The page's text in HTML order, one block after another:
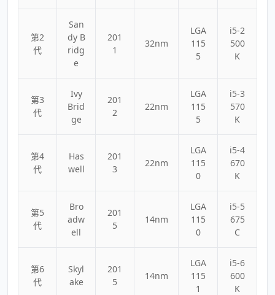
第2
代
San
dy B
ridg
e
201
1
32nm
LGA
115
5
i5-2
500
K
第3
代
Ivy
Brid
ge
201
2
22nm
LGA
115
5
i5-3
570
K
第4
代
Has
well
201
3
22nm
LGA
115
0
i5-4
670
K
第5
代
Bro
adw
ell
201
5
14nm
LGA
115
0
i5-5
675
C
第6
代
Skyl
ake
201
5
14nm
LGA
115
1
i5-6
600
K